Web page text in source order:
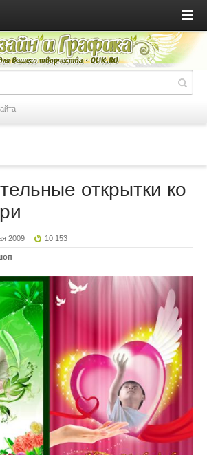
открытки ко
2009 10 153